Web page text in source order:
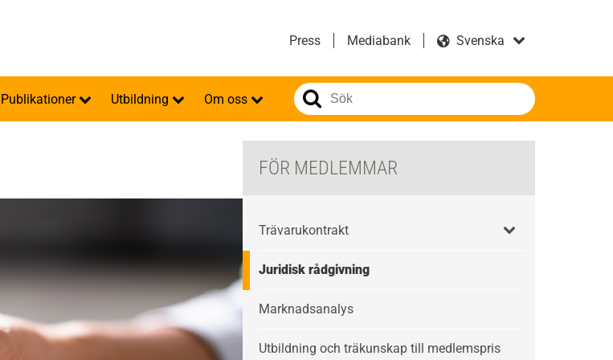
Press Mediabank
Publikationer Utbildning Om oss
FÖR MEDLEMMAR
Trävarukontrakt
Juridisk rådgivning
Marknadsanalys
Utbildning och träkunskap till medlemspris